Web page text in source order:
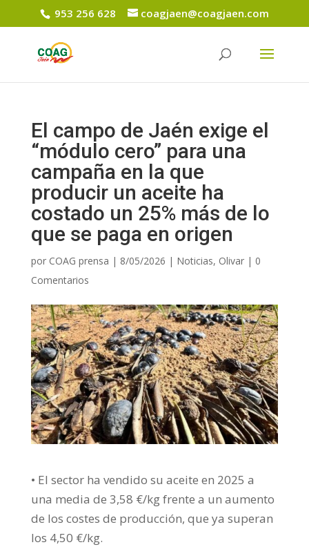
953 256 628 coagjaen@coagjaen.com
El campo de Jaén exige el
“módulo cero” para una
campaña en la que
producir un aceite ha
costado un 25% más de lo
que se paga en origen
por COAG prensa | 8/05/2026 | Noticias, Olivar| 0
Comentarios
• El sector ha vendido su aceite en 2025 a
una media de 3,58 €/kg frente a un aumento
de los costes de producción, que ya superan
los 4,50 €/kg.